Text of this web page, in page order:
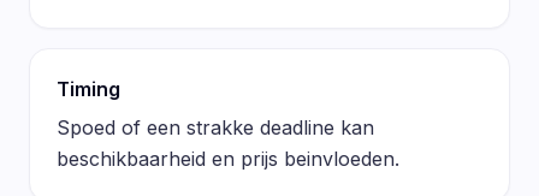
Timing
Spoed of een strakke deadline kan
beschikbaarheid en prijs beinvloeden.